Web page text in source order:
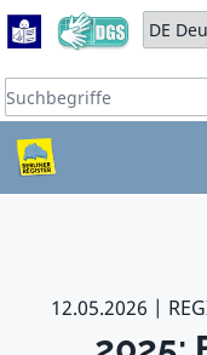
Zum Hauptbereich
Zum Hauptmenü
Sprache auswählen:
Suchbegriffe:
12.05.2026